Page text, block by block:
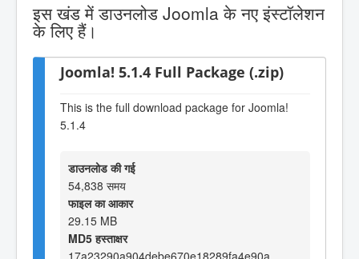
इस खंड में डाउनलोड Joomla के नए इंस्टॉलेशन
के लिए हैं।
Joomla! 5.1.4 Full Package (.zip)
This is the full download package for Joomla!
5.1.4
डाउनलोड की गई
54,838 समय
फाइल का आकार
29.15 MB
MD5 हस्ताक्षर
17a23290a904debe670e18289fa4e90a